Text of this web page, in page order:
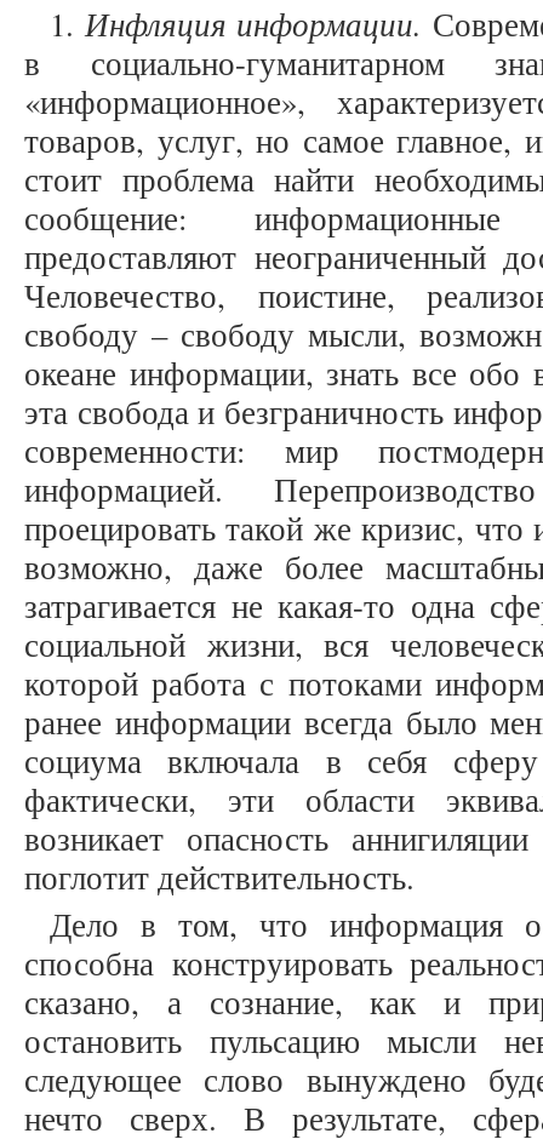
1.Инфляция информации.
в социально-гуманитарном
«информационное»,
товаров, услуг, но самое
стоит проблема найти
сообщение:
предоставляют неограниченный
Человечество, поистине,
свободу – свободу мысли,
океане информации, знать все
эта свобода и безграничность
современности: мир
информацией.
проецировать такой же кризис, что
возможно, даже более
затрагивается не какая-то одна
социальной жизни, вся
которой работа с потоками
ранее информации всегда было
социума включала в себя
фактически, эти области
возникает опасность
поглотит действительность.
Дело в том, что информация
способна конструировать
сказано, а сознание, как и
остановить пульсацию мысли
следующее слово вынуждено
нечто сверх. В результате,